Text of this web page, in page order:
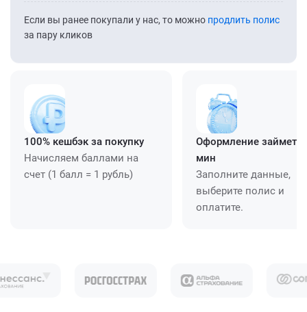
Если вы ранее покупали у нас, то можно продлить полис
за пару кликов
100% кешбэк за покупку
Начисляем баллами на
счет (1 балл = 1 рубль)
Оформление займет
мин
Заполните данные,
выберите полис и
оплатите.